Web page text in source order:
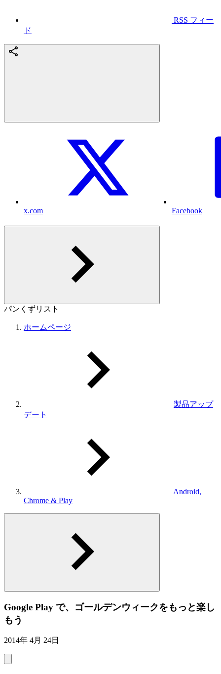
RSS フィー
ド
x.com Facebook
パンくずリスト
ホームページ
製品アップ
デート
Android,
Chrome & Play
Google Play で、ゴールデンウィークをもっと楽し
もう
2014年 4月 24日